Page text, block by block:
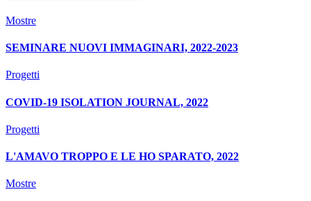
Mostre
SEMINARE NUOVI IMMAGINARI, 2022-2023
Progetti
COVID-19 ISOLATION JOURNAL, 2022
Progetti
L'AMAVO TROPPO E LE HO SPARATO, 2022
Mostre